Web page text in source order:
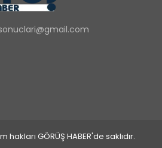
GÖRÜŞ HABER'de saklıdır.